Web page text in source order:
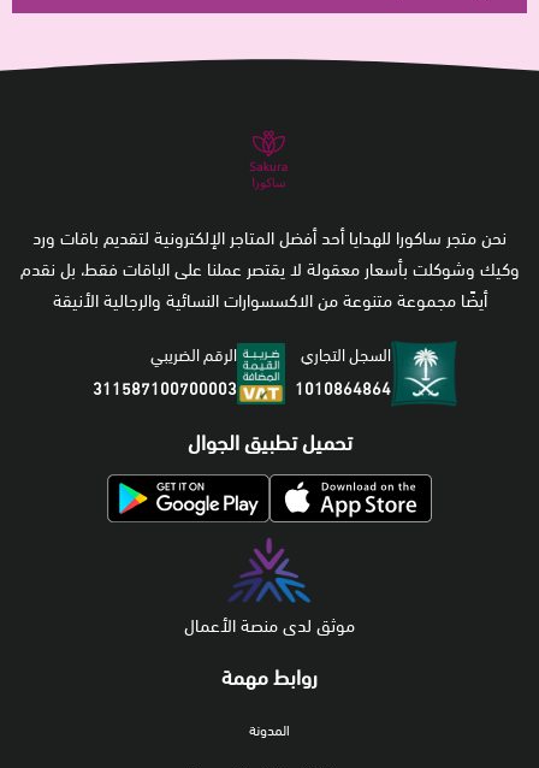
روابط مهمة
المدونة
نحن متجر ساكورا للهدايا أحد أفضل المتاجر الإلكترونية لتقديم باقات ورد
وكيك وشوكلت بأسعار معقولة لا يقتصر عملنا على الباقات فقط، بل نقدم
أيضًا مجموعة متنوعة من الاكسسوارات النسائية والرجالية الأنيقة
السجل التجاري
1010864864
الرقم الضريبي
311587100700003
تحميل تطبيق الجوال
موثق لدى منصة الأعمال